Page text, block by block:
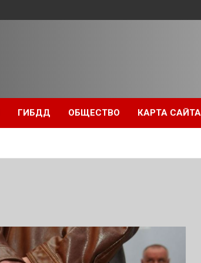
ГИБДД ОБЩЕСТВО КАРТА САЙТА